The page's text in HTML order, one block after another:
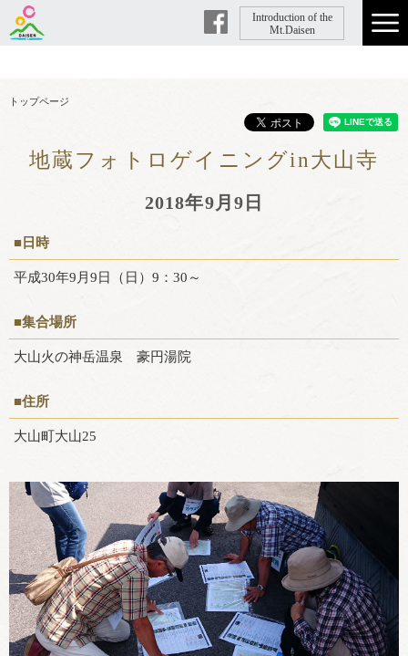
Facebook
Introduction of the
Mt.Daisen
トップページ
地蔵フォトロゲイニングin大山寺
2018年9月9日
■日時
平成30年9月9日（日）9：30～
■集合場所
大山火の神岳温泉 豪円湯院
■住所
大山町大山25